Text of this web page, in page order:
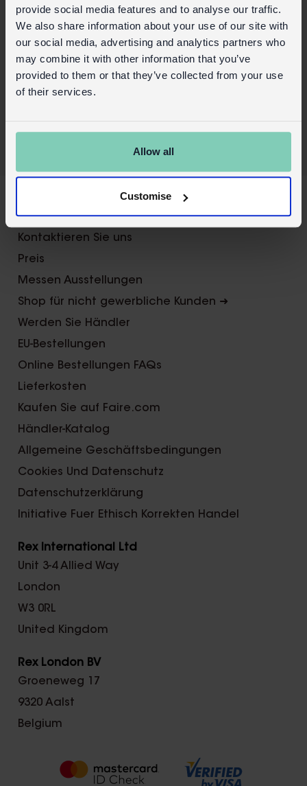
provide social media features and to analyse our traffic.
We also share information about your use of our site with
our social media, advertising and analytics partners who
may combine it with other information that you’ve
provided to them or that they’ve collected from your use
of their services.
Allow all
Customise
Natural Home
Über Uns
Kontaktieren Sie uns
Preis
Messen Ausstellungen
Shop für nicht gewerbliche Kunden ➜
Werden Sie Händler
EU-Bestellungen
Online Bestellungen FAQs
Lieferkosten
Kaufen Sie auf Faire.com
Händler-Katalog
Allgemeine Geschäftsbedingungen
Cookies Und Datenschutz
Datenschutzerklärung
Initiative Fuer Ethisch Korrekten Handel
Rex International Ltd
Unit 3-4 Allied Way
London
W3 0RL
United Kingdom
Rex London BV
Groeneweg 17
9320 Aalst
Belgium